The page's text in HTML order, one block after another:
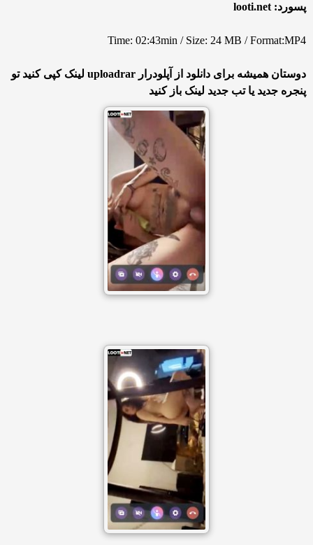
پسورد: looti.net
Time: 02:43min / Size: 24 MB / Format:MP4
دوستان همیشه برای دانلود از آپلودرار uploadrar لینک کپی کنید تو
پنجره جدید یا تب جدید لینک باز کنید